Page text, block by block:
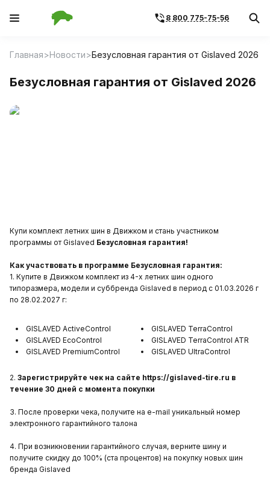
8 800 775-75-56
Главная Новости Безусловная гарантия от Gislaved 2026
Безусловная гарантия от Gislaved 2026
Купи комплект летних шин в Движком и стань участником
программы от Gislaved Безусловная гарантия!
Как участвовать в программе Безусловная гарантия:
1. Купите в Движком комплект из 4-х летних шин одного
типоразмера, модели и суббренда Gislaved в период с 01.03.2026 г
по 28.02.2027 г:
GISLAVED ActiveControl
GISLAVED EcoControl
GISLAVED PremiumControl
GISLAVED TerraControl
GISLAVED TerraControl ATR
GISLAVED UltraControl
2. Зарегистрируйте чек на сайте https://gislaved-tire.ru в
течение 30 дней с момента покупки
3. После проверки чека, получите на e-mail уникальный номер
электронного гарантийного талона
4. При возникновении гарантийного случая, верните шину и
получите скидку до 100% (ста процентов) на покупку новых шин
бренда Gislaved